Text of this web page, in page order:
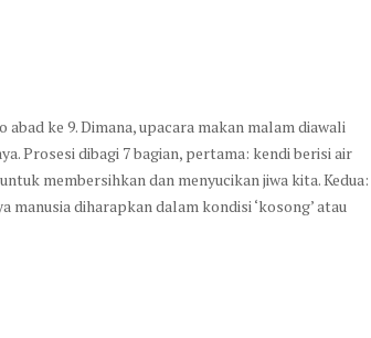
ke 9. Dimana, upacara makan malam diawali
Prosesi dibagi 7 bagian, pertama: kendi berisi air
membersihkan dan menyucikan jiwa kita. Kedua:
diharapkan dalam kondisi ‘kosong’ atau